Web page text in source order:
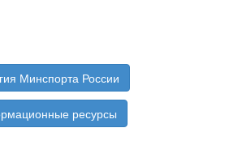
Минспорта России
ресурсы